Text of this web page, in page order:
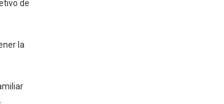
de
la